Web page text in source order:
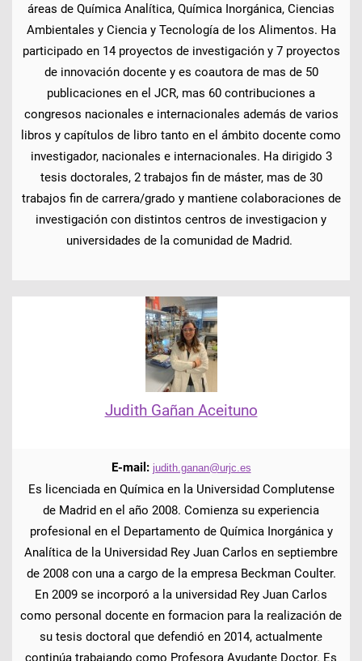
áreas de Química Analítica, Química Inorgánica, Ciencias
Ambientales y Ciencia y Tecnología de los Alimentos. Ha
participado en 14 proyectos de investigación y 7 proyectos
de innovación docente y es coautora de mas de 50
publicaciones en el JCR, mas 60 contribuciones a
congresos nacionales e internacionales además de varios
libros y capítulos de libro tanto en el ámbito docente como
investigador, nacionales e internacionales. Ha dirigido 3
tesis doctorales, 2 trabajos fin de máster, mas de 30
trabajos fin de carrera/grado y mantiene colaboraciones de
investigación con distintos centros de investigacion y
universidades de la comunidad de Madrid.
Judith Gañan Aceituno
E-mail: judith.ganan@urjc.es
Es licenciada en Química en la Universidad Complutense
de Madrid en el año 2008. Comienza su experiencia
profesional en el Departamento de Química Inorgánica y
Analítica de la Universidad Rey Juan Carlos en septiembre
de 2008 con una a cargo de la empresa Beckman Coulter.
En 2009 se incorporó a la universidad Rey Juan Carlos
como personal docente en formacion para la realización de
su tesis doctoral que defendió en 2014, actualmente
continúa trabajando como Profesora Ayudante Doctor. Es